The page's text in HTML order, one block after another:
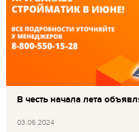
В честь начала лета
03.06.2024